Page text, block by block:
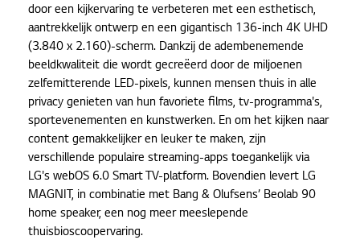
door een kijkervaring te verbeteren met een esthetisch,
aantrekkelijk ontwerp en een gigantisch 136-inch 4K UHD
(3.840 x 2.160)-scherm. Dankzij de adembenemende
beeldkwaliteit die wordt gecreëerd door de miljoenen
zelfemitterende LED-pixels, kunnen mensen thuis in alle
privacy genieten van hun favoriete films, tv-programma's,
sportevenementen en kunstwerken. En om het kijken naar
content gemakkelijker en leuker te maken, zijn
verschillende populaire streaming-apps toegankelijk via
LG's webOS 6.0 Smart TV-platform. Bovendien levert LG
MAGNIT, in combinatie met Bang & Olufsens’ Beolab 90
home speaker, een nog meer meeslepende
thuisbioscoopervaring.